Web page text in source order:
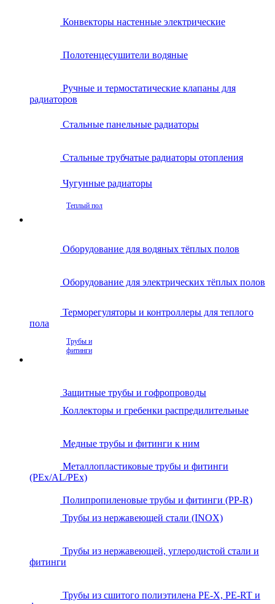
Конвекторы настенные электрические
Полотенцесушители водяные
Ручные и термостатические клапаны для
радиаторов
Стальные панельные радиаторы
Стальные трубчатые радиаторы отопления
Чугунные радиаторы
Теплый пол
Оборудование для водяных тёплых полов
Оборудование для электрических тёплых полов
Терморегуляторы и контроллеры для теплого
пола
Трубы и
фитинги
Защитные трубы и гофропроводы
Коллекторы и гребенки распредилительные
Медные трубы и фитинги к ним
Металлопластиковые трубы и фитинги
(PEx/AL/PEx)
Полипропиленовые трубы и фитинги (PP-R)
Трубы из нержавеющей стали (INOX)
Трубы из нержавеющей, углеродистой стали и
фитинги
Трубы из сшитого полиэтилена PE-X, PE-RT и